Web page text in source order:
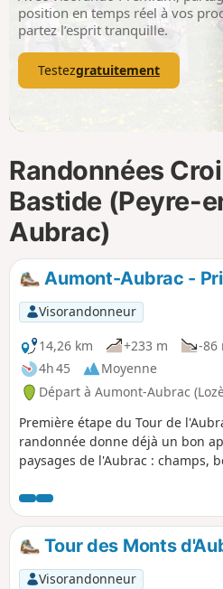
position en temps réel à vos
partez l’esprit tranquille.
Testezgratuitement
Randonnées
Bastide (Peyre-
Aubrac)
Aumont-Aubrac -
Visorandonneur
14,26 km
+233 m
-86
4h 45
Moyenne
Départ à Aumont-Aubrac
Première étape du Tour de
randonnée donne déjà un bon
paysages de l'Aubrac : champs,
croisée de chemins, et bien sûr,
Tour des Monts
Visorandonneur